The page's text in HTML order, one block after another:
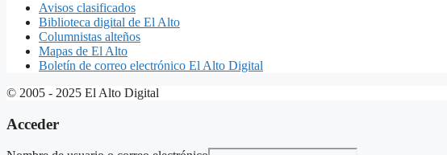
Avisos clasificados
Biblioteca digital de El Alto
Columnistas alteños
Mapas de El Alto
Boletín de correo electrónico El Alto Digital
© 2005 - 2025 El Alto Digital
Acceder